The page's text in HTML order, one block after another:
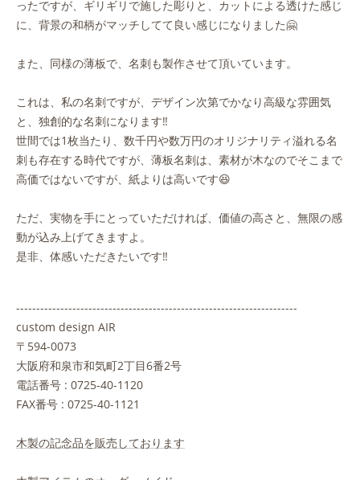
ったですが、ギリギリで施した彫りと、カットによる透けた感じ
に、背景の和柄がマッチしてて良い感じになりました🤗
また、同様の薄板で、名刺も製作させて頂いています。
これは、私の名刺ですが、デザイン次第でかなり高級な雰囲気
と、独創的な名刺になります‼
世間では1枚当たり、数千円や数万円のオリジナリティ溢れる名
刺も存在する時代ですが、薄板名刺は、素材が木なのでそこまで
高価ではないですが、紙よりは高いです😆
ただ、実物を手にとっていただければ、価値の高さと、無限の感
動が込み上げてきますよ。
是非、体感いただきたいです‼️
----------------------------------------------------------------------
custom design AIR
〒594-0073
大阪府和泉市和気町2丁目6番2号
電話番号 : 0725-40-1120
FAX番号 : 0725-40-1121
木製の記念品を販売しております